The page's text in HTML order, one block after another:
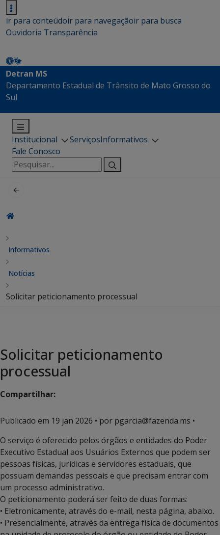
ir para conteúdoir para navegaçãoir para busca
Ouvidoria Transparência
Detran MS
Departamento Estadual de Trânsito de Mato Grosso do
Sul
Institucional ServiçosInformativos
Fale Conosco
Pesquisar
por:
Informativos
Notícias
Solicitar peticionamento processual
Solicitar peticionamento
processual
Compartilhar:
Publicado em 19 jan 2026 • por pgarcia@fazenda.ms •
O serviço é oferecido pelos órgãos e entidades do Poder
Executivo Estadual aos Usuários Externos que podem ser
pessoas físicas, jurídicas e servidores estaduais, que
possuam demandas pessoais e que precisam entrar com
um processo administrativo.
O peticionamento poderá ser feito de duas formas:
• Eletronicamente, através do e-mail, nesta página, abaixo.
• Presencialmente, através da entrega física de documentos